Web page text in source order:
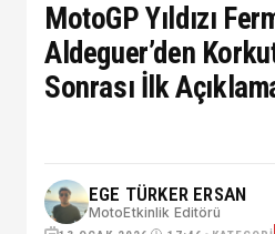
MotoGP Yıldızı
Aldeguer’den
Sonrası İlk
EGE TÜRKER ERSAN
MotoEtkinlik Editörü